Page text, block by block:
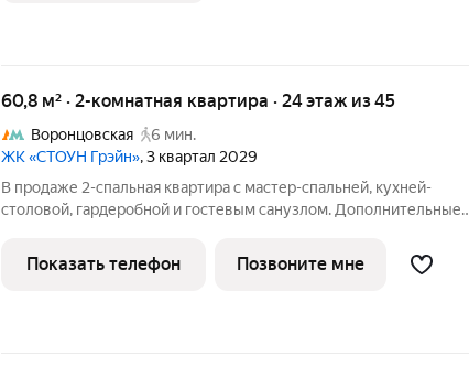
60,8 м² · 2-комнатная квартира · 24 этаж из 45
Воронцовская
6 мин.
ЖК «СТОУН Грэйн», 3 квартал 2029
В продаже 2-спальная квартира с мастер-спальней, кухней-
столовой, гардеробной и гостевым санузлом. Дополнительные
каждой комнаты. Квартира с 2 спальнями - прекрасный выбор для
семей с 1-2
Показать телефон Позвоните мне